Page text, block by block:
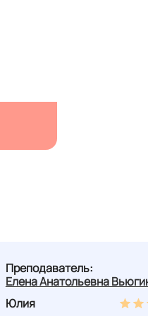
Преподаватель:
Елена Анатольевна
Юлия